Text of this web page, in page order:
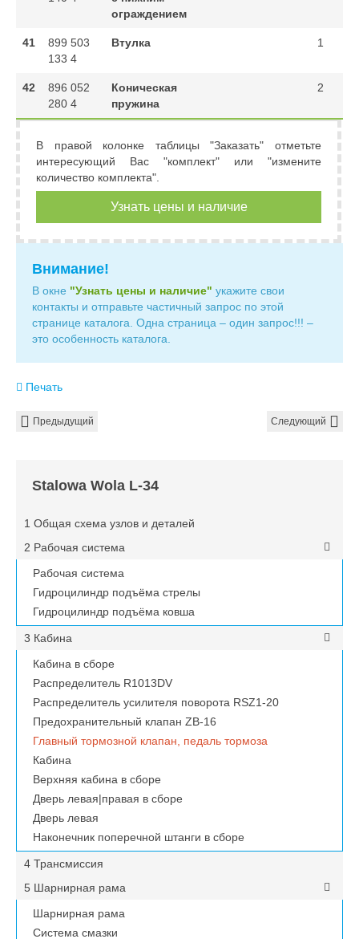
ограждением
41
899 503
133 4
Втулка 1
42
896 052
280 4
Коническая
пружина
2
В правой колонке таблицы "Заказать" отметьте
интересующий Вас "комплект" или "измените
количество комплекта".
Узнать цены и наличие
Внимание!
В окне "Узнать цены и наличие" укажите свои
контакты и отправьте частичный запрос по этой
странице каталога. Одна страница – один запрос!!! –
это особенность каталога.
Печать
Предыдущий Следующий
Stalowa Wola L-34
1 Общая схема узлов и деталей
2 Рабочая система
Рабочая система
Гидроцилиндр подъёма стрелы
Гидроцилиндр подъёма ковша
3 Кабина
Кабина в сборе
Распределитель R1013DV
Распределитель усилителя поворота RSZ1-20
Предохранительный клапан ZB-16
Главный тормозной клапан, педаль тормоза
Кабина
Верхняя кабина в сборе
Дверь левая|правая в сборе
Дверь левая
Наконечник поперечной штанги в сборе
4 Трансмиссия
5 Шарнирная рама
Шарнирная рама
Система смазки